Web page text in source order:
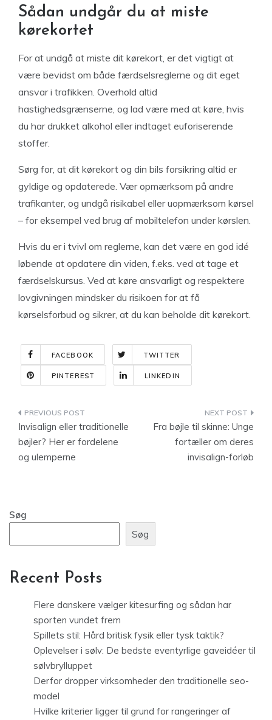
Sådan undgår du at miste
kørekortet
For at undgå at miste dit kørekort, er det vigtigt at
være bevidst om både færdselsreglerne og dit eget
ansvar i trafikken. Overhold altid
hastighedsgrænserne, og lad være med at køre, hvis
du har drukket alkohol eller indtaget euforiserende
stoffer.
Sørg for, at dit kørekort og din bils forsikring altid er
gyldige og opdaterede. Vær opmærksom på andre
trafikanter, og undgå risikabel eller uopmærksom kørsel
– for eksempel ved brug af mobiltelefon under kørslen.
Hvis du er i tvivl om reglerne, kan det være en god idé
løbende at opdatere din viden, f.eks. ved at tage et
færdselskursus. Ved at køre ansvarligt og respektere
lovgivningen mindsker du risikoen for at få
kørselsforbud og sikrer, at du kan beholde dit kørekort.
FACEBOOK TWITTER
PINTEREST LINKEDIN
Indlægsnavigation
Invisalign eller traditionelle
bøjler? Her er fordelene
og ulemperne
Fra bøjle til skinne: Unge
fortæller om deres
invisalign-forløb
Søg
Søg
Recent Posts
Flere danskere vælger kitesurfing og sådan har
sporten vundet frem
Spillets stil: Hård britisk fysik eller tysk taktik?
Oplevelser i sølv: De bedste eventyrlige gaveidéer til
sølvbrylluppet
Derfor dropper virksomheder den traditionelle seo-
model
Hvilke kriterier ligger til grund for rangeringer af